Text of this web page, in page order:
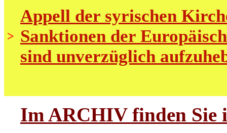
>
Appell der syrischen
Sanktionen der
sind unverzüglich
Im ARCHIV finden Sie